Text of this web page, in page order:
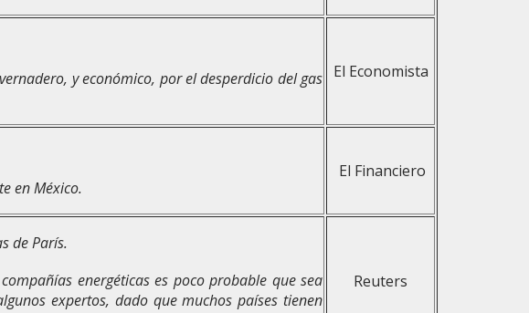
y económico, por el desperdicio del gas El Economista
en México.
El Financiero
de París.
energéticas es poco probable que sea
expertos, dado que muchos países tienen
Reuters